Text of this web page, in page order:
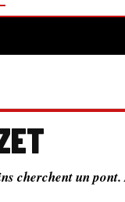
cherchent un